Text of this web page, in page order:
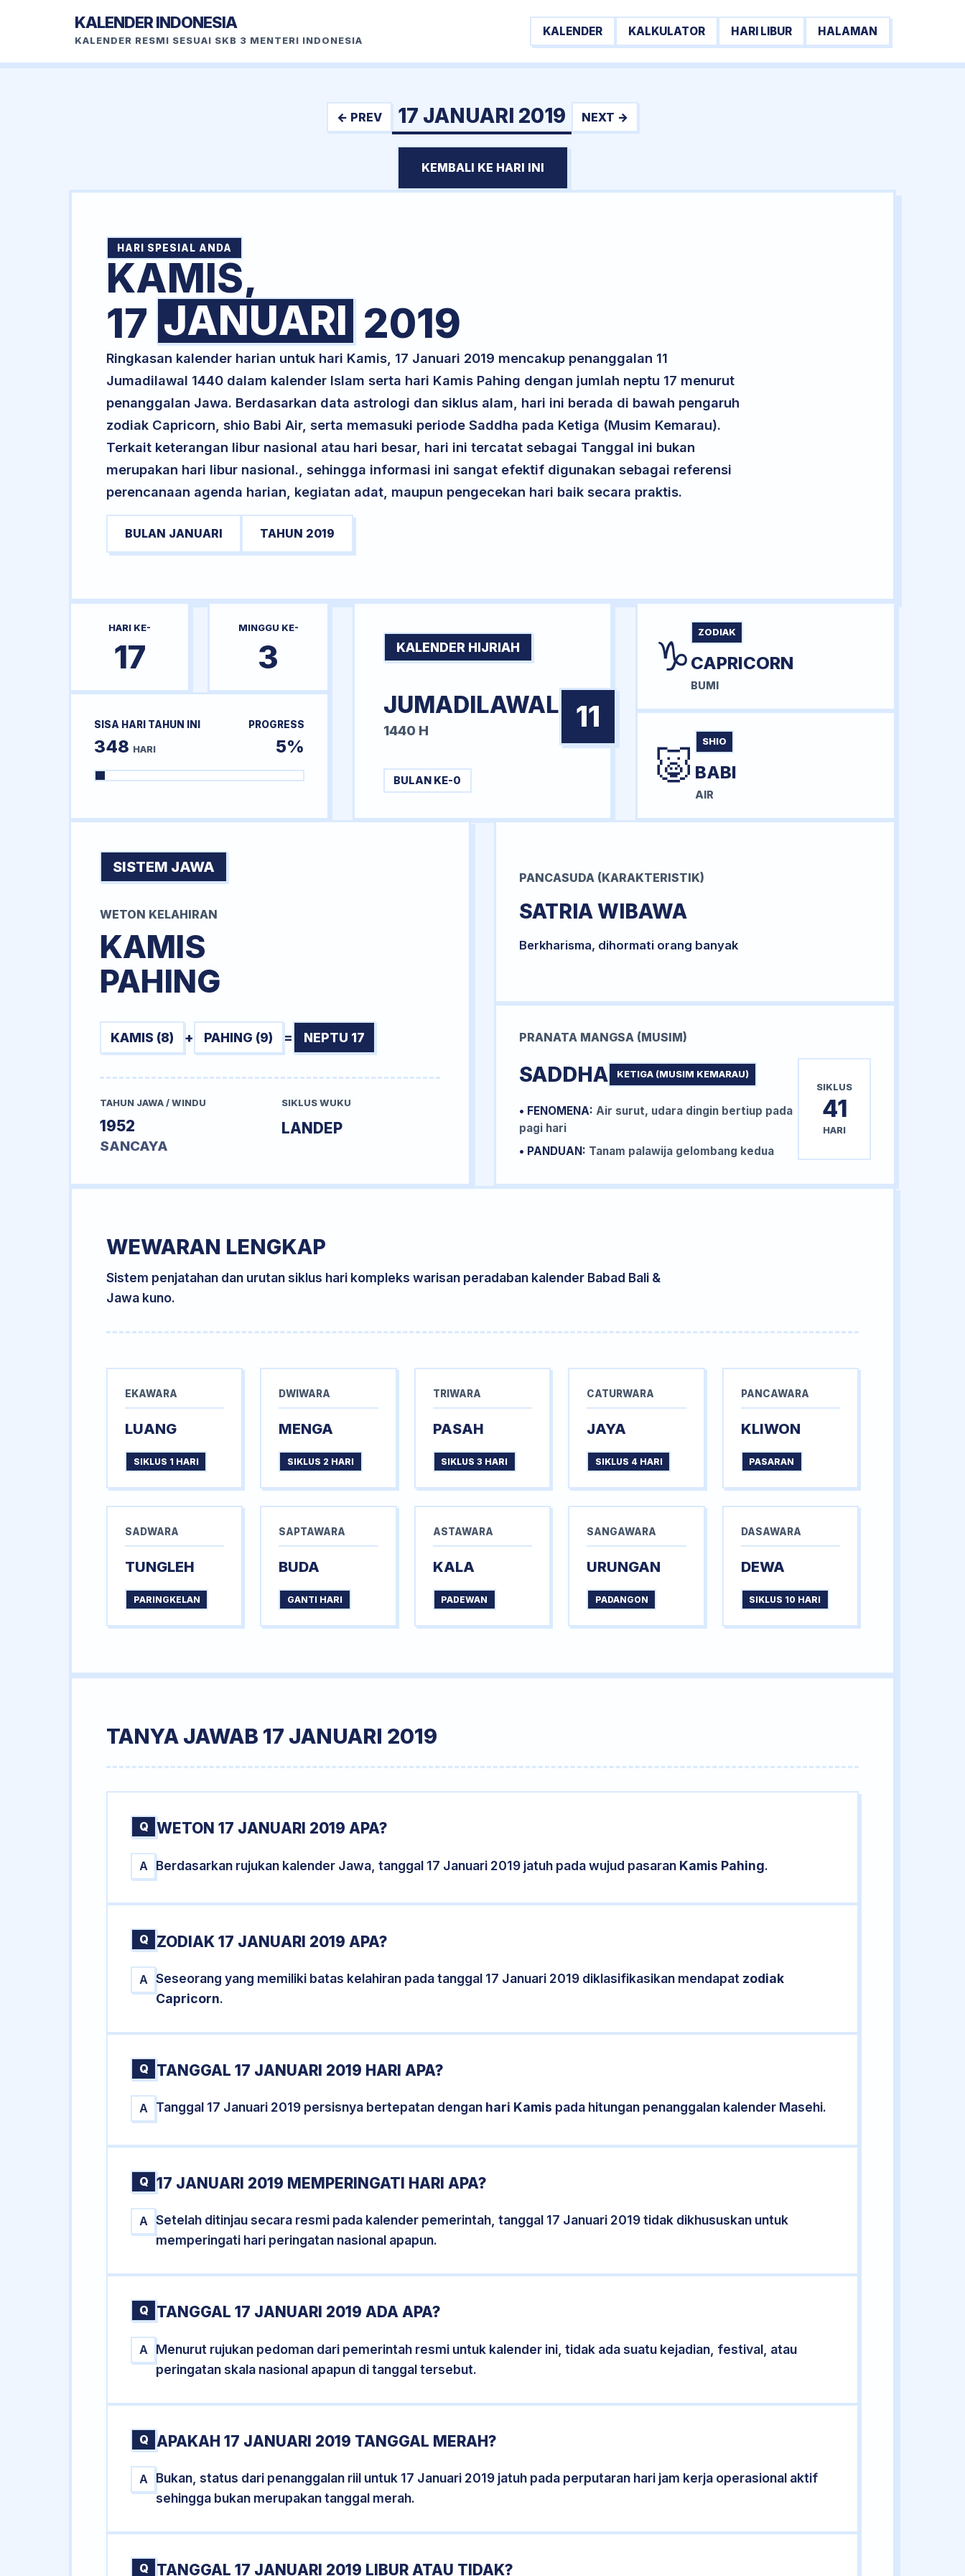
KALENDER INDONESIA
KALENDER RESMI SESUAI SKB 3 MENTERI INDONESIA
KALENDER KALKULATOR HARI LIBUR HALAMAN
← PREV 17 JANUARI 2019 NEXT →
KEMBALI KE HARI INI
HARI SPESIAL ANDA
KAMIS,
17 JANUARI 2019
Ringkasan kalender harian untuk hari Kamis, 17 Januari 2019 mencakup penanggalan 11
Jumadilawal 1440 dalam kalender Islam serta hari Kamis Pahing dengan jumlah neptu 17 menurut
penanggalan Jawa. Berdasarkan data astrologi dan siklus alam, hari ini berada di bawah pengaruh
zodiak Capricorn, shio Babi Air, serta memasuki periode Saddha pada Ketiga (Musim Kemarau).
Terkait keterangan libur nasional atau hari besar, hari ini tercatat sebagai Tanggal ini bukan
merupakan hari libur nasional., sehingga informasi ini sangat efektif digunakan sebagai referensi
perencanaan agenda harian, kegiatan adat, maupun pengecekan hari baik secara praktis.
BULAN JANUARI TAHUN 2019
HARI KE-
17
MINGGU KE-
3
SISA HARI TAHUN INI
348 HARI
PROGRESS
5%
KALENDER HIJRIAH
JUMADILAWAL
1440 H 11
BULAN KE-0
♑ ZODIAK
CAPRICORN
BUMI
🐷 SHIO
BABI
AIR
SISTEM JAWA
WETON KELAHIRAN
KAMIS
PAHING
KAMIS (8) + PAHING (9) = NEPTU 17
TAHUN JAWA / WINDU
1952
SANCAYA
SIKLUS WUKU
LANDEP
PANCASUDA (KARAKTERISTIK)
SATRIA WIBAWA
Berkharisma, dihormati orang banyak
PRANATA MANGSA (MUSIM)
SADDHA KETIGA (MUSIM KEMARAU)
• FENOMENA: Air surut, udara dingin bertiup pada
pagi hari
• PANDUAN: Tanam palawija gelombang kedua
SIKLUS
41
HARI
WEWARAN LENGKAP
Sistem penjatahan dan urutan siklus hari kompleks warisan peradaban kalender Babad Bali &
Jawa kuno.
EKAWARA
LUANG
SIKLUS 1 HARI
DWIWARA
MENGA
SIKLUS 2 HARI
TRIWARA
PASAH
SIKLUS 3 HARI
CATURWARA
JAYA
SIKLUS 4 HARI
PANCAWARA
KLIWON
PASARAN
SADWARA
TUNGLEH
PARINGKELAN
SAPTAWARA
BUDA
GANTI HARI
ASTAWARA
KALA
PADEWAN
SANGAWARA
URUNGAN
PADANGON
DASAWARA
DEWA
SIKLUS 10 HARI
TANYA JAWAB 17 JANUARI 2019
Q WETON 17 JANUARI 2019 APA?
A Berdasarkan rujukan kalender Jawa, tanggal 17 Januari 2019 jatuh pada wujud pasaran Kamis Pahing.
Q ZODIAK 17 JANUARI 2019 APA?
A Seseorang yang memiliki batas kelahiran pada tanggal 17 Januari 2019 diklasifikasikan mendapat zodiak
Capricorn.
Q TANGGAL 17 JANUARI 2019 HARI APA?
A Tanggal 17 Januari 2019 persisnya bertepatan dengan hari Kamis pada hitungan penanggalan kalender Masehi.
Q 17 JANUARI 2019 MEMPERINGATI HARI APA?
A Setelah ditinjau secara resmi pada kalender pemerintah, tanggal 17 Januari 2019 tidak dikhususkan untuk
memperingati hari peringatan nasional apapun.
Q TANGGAL 17 JANUARI 2019 ADA APA?
A
Menurut rujukan pedoman dari pemerintah resmi untuk kalender ini, tidak ada suatu kejadian, festival, atau
peringatan skala nasional apapun di tanggal tersebut.
Q APAKAH 17 JANUARI 2019 TANGGAL MERAH?
A
Bukan, status dari penanggalan riil untuk 17 Januari 2019 jatuh pada perputaran hari jam kerja operasional aktif
sehingga bukan merupakan tanggal merah.
Q TANGGAL 17 JANUARI 2019 LIBUR ATAU TIDAK?